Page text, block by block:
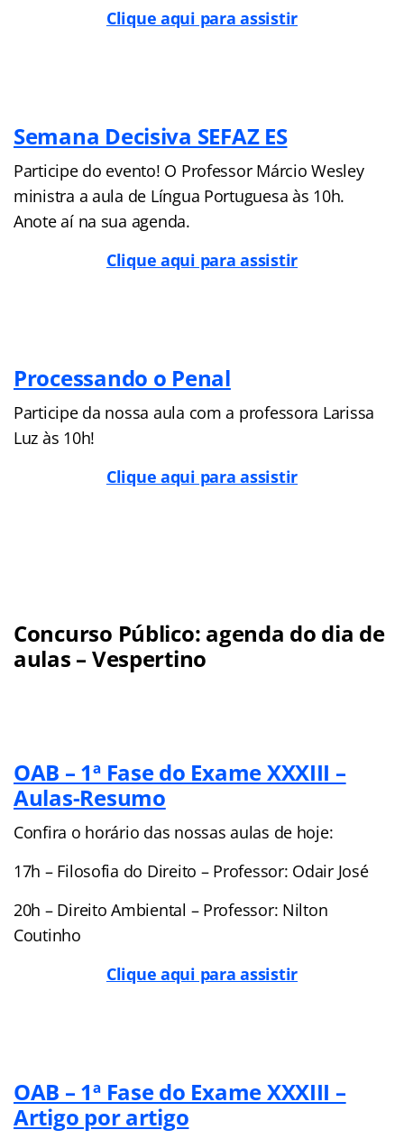
Clique aqui para assistir
Semana Decisiva SEFAZ ES
Participe do evento! O Professor Márcio Wesley
ministra a aula de Língua Portuguesa às 10h.
Anote aí na sua agenda.
Clique aqui para assistir
Processando o Penal
Participe da nossa aula com a professora Larissa
Luz às 10h!
Clique aqui para assistir
Concurso Público: agenda do dia de
aulas – Vespertino
OAB – 1ª Fase do Exame XXXIII –
Aulas-Resumo
Confira o horário das nossas aulas de hoje:
17h – Filosofia do Direito – Professor: Odair José
20h – Direito Ambiental – Professor: Nilton
Coutinho
Clique aqui para assistir
OAB – 1ª Fase do Exame XXXIII –
Artigo por artigo